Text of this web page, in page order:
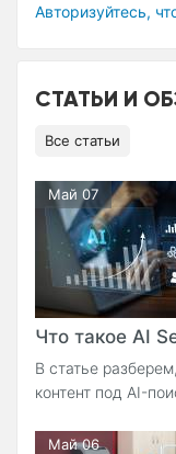
Авторизуйтесь,
СТАТЬИ И
Все статьи
Май 07
Что такое AI
В статье
контент под AI-
Май 06